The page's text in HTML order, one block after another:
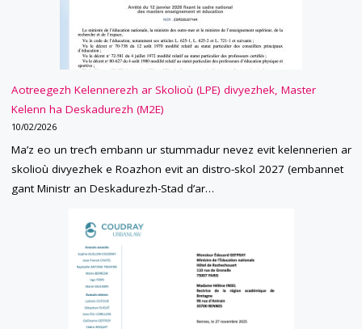
Aotreegezh Kelennerezh ar Skolioù (LPE) divyezhek, Master
Kelenn ha Deskadurezh (M2E)
10/02/2026
Ma’z eo un trec’h embann ur stummadur nevez evit kelennerien ar
skolioù divyezhek e Roazhon evit an distro-skol 2027 (embannet
gant Ministr an Deskadurezh-Stad d’ar…